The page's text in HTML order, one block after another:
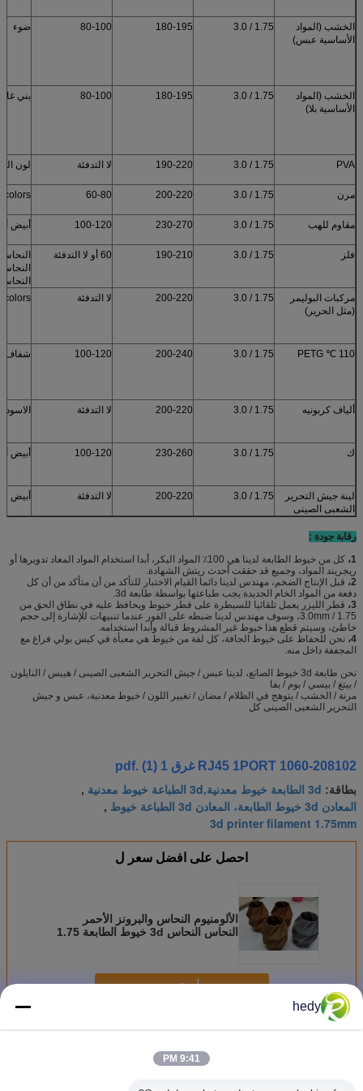
الخشب (المواد
الأساسية عبس)
1.75 / 3.0
180-195
80-100 ضوء
الخشب (المواد
الأساسية بلا)
1.75 / 3.0
180-195
80-100 بني
PVA
1.75 / 3.0
190-220 لا التدفئة لون
مرن 1.75 / 3.0
200-220
60-80
مقاوم للهب 1.75 / 3.0
230-270
100-120 أبيض
فلز 1.75 / 3.0
190-210 60 أو لا التدفئة
النحاس
النحاس
النحاس
مركبات البوليمر
(مثل الحرير)
1.75 / 3.0
200-220 لا التدفئة
110 ℃ PETG
1.75 / 3.0
200-240
100-120 شفاف /
ألياف كربونيه 1.75 / 3.0
200-220 لا التدفئة
ك 1.75 / 3.0
230-260
100-120 أبيض
لينة جيش التحرير
الشعبى الصينى
1.75 / 3.0
200-220 لا التدفئة أبيض
رقابة جودة :
1،
كل من خيوط الطابعة لدينا هي 100٪ المواد البكر، أبدا استخدام المواد المعاد تدويرها أو
ريجريند المواد، وجميع قد حققت أحدث ريتش الشهادة.
2، قبل الإنتاج الضخم، مهندس لدينا دائما القيام الاختبار للتأكد من أن متأكد من أن كل
دفعة من المواد الخام الجديدة يجب طباعتها بواسطة طابعة 3d.
3، قطر الليزر يعمل تلقائيا للسيطرة على قطر خيوط ويحافظ عليه في نطاق الحق من
1.75 / 3.0mm، وسوف مهندس لدينا ضبطه على الفور عندما تنبيهات للإشارة إلى حجم
خاطئ، وسيتم قطع هذا خيوط غير المشروط قبالة وأبدا استخدامه.
4، نحن للحفاظ على خيوط الجافة، كل لفة من خيوط هي معبأة في كيس بولي فراغ مع
المجففة داخل منه.
نحن طابعة 3d خيوط الصانع، لدينا عبس / جيش التحرير الشعبى الصينى / هيبس / النايلون
/ بيتغ / بيسي / بوم / بفا
مرنة / الخشب / يتوهج في الظلام / مضان / تغيير اللون / خيوط معدنية، عبس و جيش
التحرير الشعبى الصينى كل
1060-208102 RJ45 1PORT غرق 1 (1) .pdf
بطاقة: 3d الطابعة خيوط معدنية,3d الطباعة خيوط معدنية ,
المعادن 3d خيوط الطابعة، المعادن 3d الطباعة خيوط ,
3d printer filament 1.75mm
احصل على افضل سعر ل
الألومنيوم النحاس والبرونز الأحمر
النحاس النحاس 3d خيوط الطابعة 1.75
استمر
أكثرطابعة 3D خيوط معدنية
hedy
9:41 PM